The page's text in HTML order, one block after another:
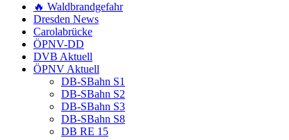
🔥 Waldbrandgefahr
Dresden News
Carolabrücke
ÖPNV-DD
DVB Aktuell
ÖPNV Aktuell
DB-SBahn S1
DB-SBahn S2
DB-SBahn S3
DB-SBahn S8
DB RE 15